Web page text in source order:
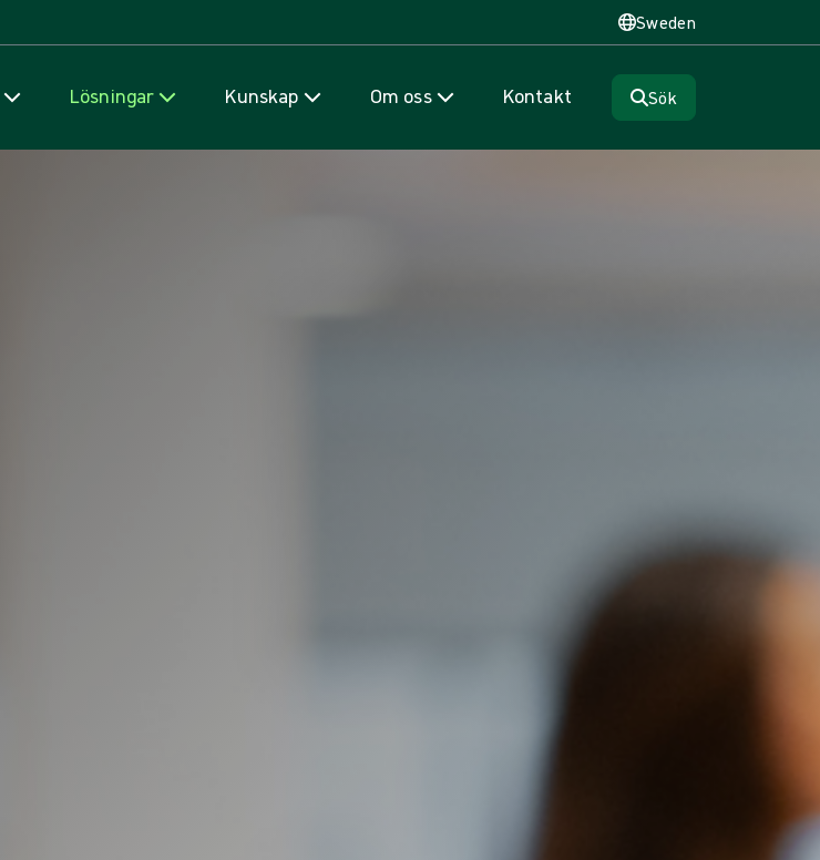
Sweden
Lösningar Kunskap Om oss Kontakt Sök